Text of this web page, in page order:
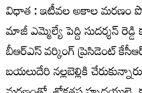
విధాత : ఇటీవల అకాల మరణం
మాజీ ఎమ్మెల్యే పెద్ది సుదర్శన్
బీఆర్ఎస్ వర్కింగ్ ప్రెసిడెంట్
బయలుదేరి నల్లబెల్లికి